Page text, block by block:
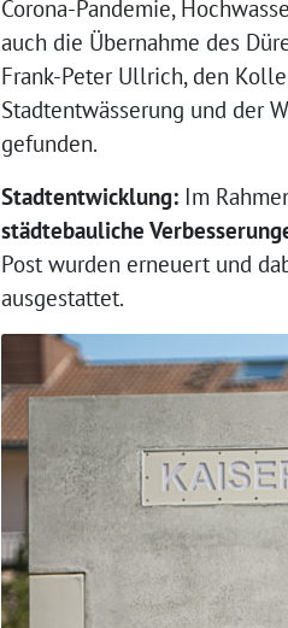
Corona-Pandemie,
auch die Übernahme des
Frank-Peter Ullrich, den
Stadtentwässerung und der
gefunden.
Stadtentwicklung: Im
städtebauliche
Post wurden erneuert und
ausgestattet.